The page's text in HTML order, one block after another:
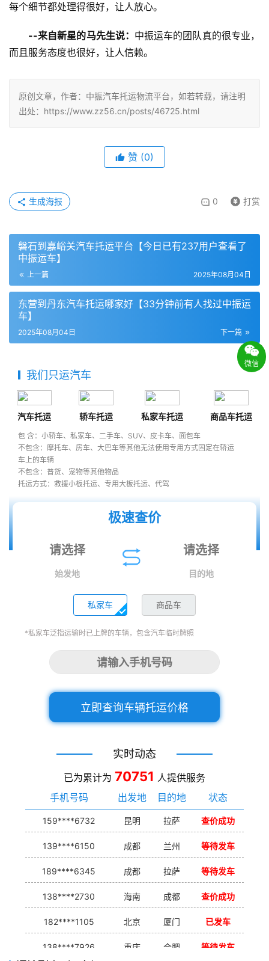
每个细节都处理得很好，让人放心。
--来自新星的马先生说： 中振运车的团队真的很专业，
而且服务态度也很好，让人信赖。
原创文章，作者：中振汽车托运物流平台，如若转载，请注明
出处：https://www.zz56.cn/posts/46725.html
赞 (0)
0 打赏
生成海报
磐石到嘉峪关汽车托运平台【今日已有237用户查看了
中振运车】
上一篇 2025年08月04日
东营到丹东汽车托运哪家好【33分钟前有人找过中振运
车】
下一篇
2025年08月04日
我们只运汽车
汽车托运 轿车托运 私家车托运 商品车托运
包 含：小轿车、私家车、二手车、SUV、皮卡车、面包车
不包含：摩托车、房车、大巴车等其他无法使用专用方式固定在轿运
车上的车辆
不包含：普货、宠物等其他物品
托运方式：救援小板托运、专用大板托运、代驾
极速查价
始发地 目的地
私家车 商品车
*私家车泛指运输时已上牌的车辆，包含汽车临时牌照
立即查询车辆托运价格
实时动态
已为累计为 70751 人提供服务
手机号码
出发地 目的地 状态
159****6732 昆明 拉萨 查价成功
139****6150 成都 兰州 等待发车
189****6345 成都 拉萨 等待发车
138****2730 海南 成都 查价成功
182****1105 北京 厦门 已发车
138****7926 重庆 合肥 等待发车
微信